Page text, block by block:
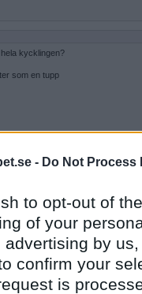
- Do Not Process
to opt-out of
of your
advertising by
confirm your
is
kycklingen?
som en tupp
lite knepiga